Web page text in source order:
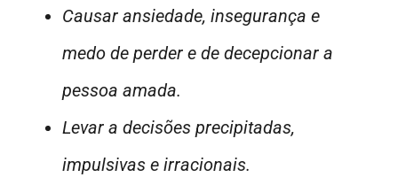
Causar ansiedade, insegurança e
medo de perder e de decepcionar a
pessoa amada.
Levar a decisões precipitadas,
impulsivas e irracionais.